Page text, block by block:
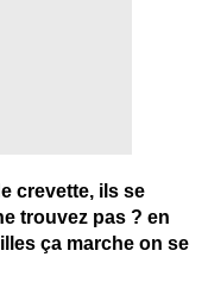
crevette, ils se
trouvez pas ? en
ça marche on se